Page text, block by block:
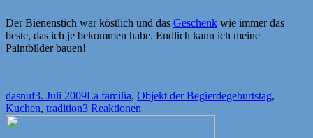
Der Bienenstich war köstlich und das Geschenk wie immer das
beste, das ich je bekommen habe. Endlich kann ich meine
Paintbilder bauen!
Autor
dasnufVeröffentlicht
am
3. Juli 2009Kategorien
La familia, Objekt der BegierdeSchlagwörter
geburtstag,
Kuchen, tradition3 Reaktionen